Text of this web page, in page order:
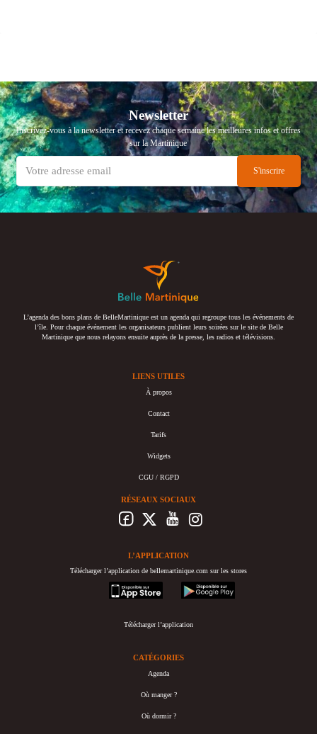
Newsletter
Inscrivez-vous à la newsletter et recevez chaque semaine les meilleures infos et offres
sur la Martinique
L’agenda des bons plans de BelleMartinique est un agenda qui regroupe tous les événements de
l’île. Pour chaque événement les organisateurs publient leurs soirées sur le site de Belle
Martinique que nous relayons ensuite auprès de la presse, les radios et télévisions.
LIENS UTILES
À propos
Contact
Tarifs
Widgets
CGU / RGPD
RÉSEAUX SOCIAUX
L’APPLICATION
Télécharger l’application de bellemartinique.com sur les stores
appstore
googleplay
Télécharger l’application
CATÉGORIES
Agenda
Où manger ?
Où dormir ?